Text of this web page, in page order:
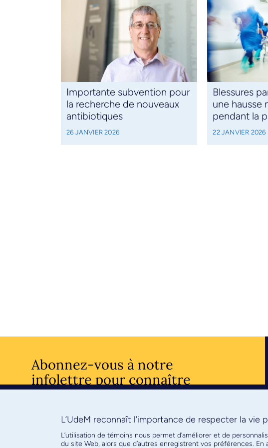
Importante subvention pour
la recherche de nouveaux
antibiotiques
26 JANVIER 2026
Blessures
une hausse
pendant la
22 JANVIER 2026
Abonnez-vous à notre
infolettre pour connaître
l’actualité facultaire
S'ABONNER
L’UdeM reconnaît l’importance de respecter la vie
L’utilisation de témoins nous permet d’améliorer et de
du site Web, alors que d’autres enregistrent vos préférences.